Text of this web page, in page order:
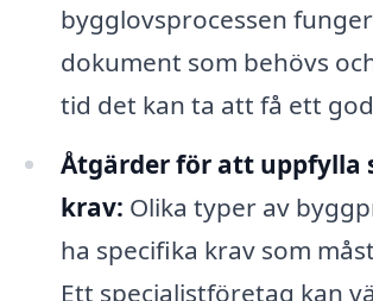
bygglovsprocessen
dokument som behövs
tid det kan ta att få ett
Åtgärder för att uppfylla
krav: Olika typer av
ha specifika krav som
Ett specialistföretag kan